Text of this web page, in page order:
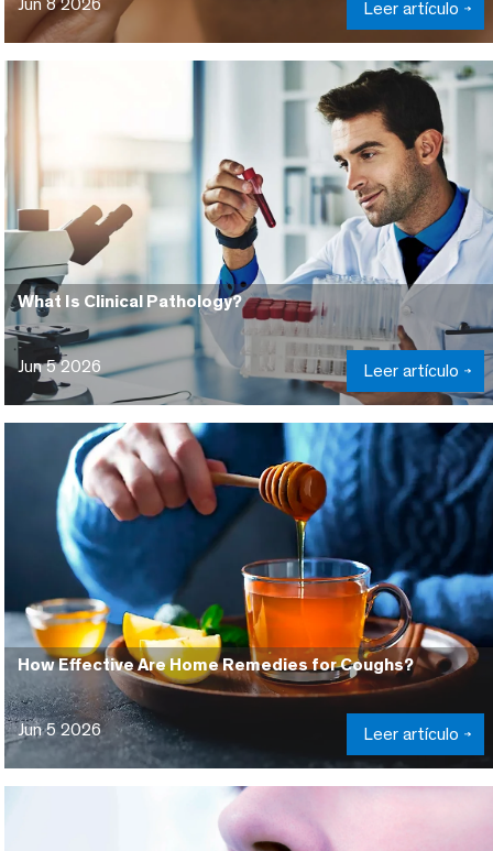
Leer artículo
What Is Clinical Pathology?
Jun 5 2026 Leer artículo
How Effective Are Home Remedies for Coughs?
Jun 5 2026 Leer artículo